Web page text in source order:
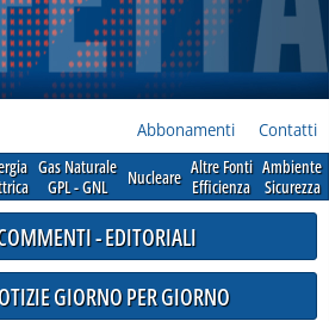
Abbonamenti Contatti
Gas Naturale
GPL - GNL
Nucleare Altre Fonti
Efficienza
Ambiente
Sicurezza
- EDITORIALI
GIORNO PER GIORNO